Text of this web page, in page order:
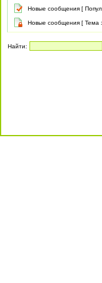
Новые сообщения [
Новые сообщения [ Тема
Найти: